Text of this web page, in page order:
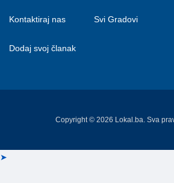
Kontaktiraj nas
Dodaj svoj članak
Svi Gradovi
Copyright © 2026 Lokal.ba. Sva
➤